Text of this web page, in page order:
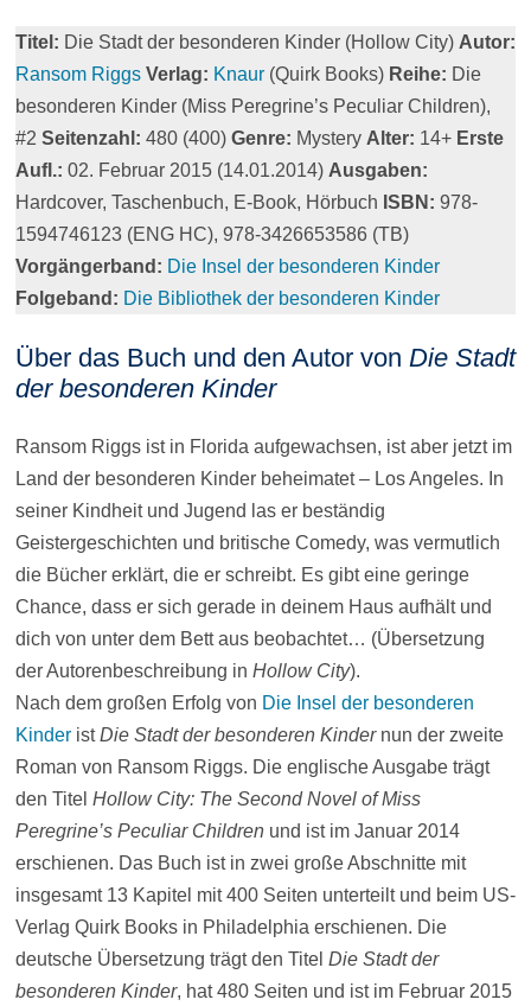
Titel: Die Stadt der besonderen Kinder (Hollow City) Autor:
Ransom Riggs Verlag: Knaur(Quirk Books) Reihe: Die
besonderen Kinder (Miss Peregrine’s Peculiar Children),
#2 Seitenzahl: 480 (400) Genre: Mystery Alter: 14+ Erste
Aufl.: 02. Februar 2015 (14.01.2014) Ausgaben:
Hardcover, Taschenbuch, E-Book, Hörbuch ISBN: 978-
1594746123 (ENG HC), 978-3426653586 (TB)
Vorgängerband: Die Insel der besonderen Kinder
Folgeband: Die Bibliothek der besonderen Kinder
Über das Buch und den Autor von Die Stadt
der besonderen Kinder
Ransom Riggs ist in Florida aufgewachsen, ist aber jetzt im
Land der besonderen Kinder beheimatet – Los Angeles. In
seiner Kindheit und Jugend las er beständig
Geistergeschichten und britische Comedy, was vermutlich
die Bücher erklärt, die er schreibt. Es gibt eine geringe
Chance, dass er sich gerade in deinem Haus aufhält und
dich von unter dem Bett aus beobachtet… (Übersetzung
der Autorenbeschreibung in Hollow City).
Nach dem großen Erfolg von Die Insel der besonderen
KinderistDie Stadt der besonderen Kindernun der zweite
Roman von Ransom Riggs. Die englische Ausgabe trägt
den Titel Hollow City: The Second Novel of Miss
Peregrine’s Peculiar Childrenund ist im Januar 2014
erschienen. Das Buch ist in zwei große Abschnitte mit
insgesamt 13 Kapitel mit 400 Seiten unterteilt und beim US-
Verlag Quirk Books in Philadelphia erschienen. Die
deutsche Übersetzung trägt den Titel Die Stadt der
besonderen Kinder, hat 480 Seiten und ist im Februar 2015